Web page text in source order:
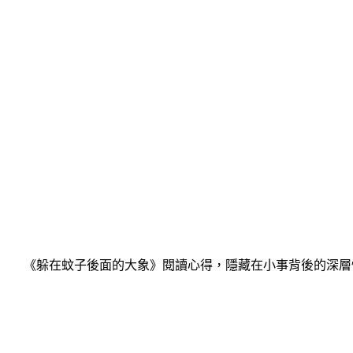
《躲在蚊子後面的大象》閱讀心得，隱藏在小事背後的深